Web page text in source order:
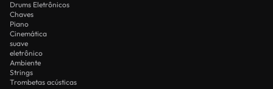
Drums Eletrônicos
Chaves
Piano
Cinemática
suave
eletrônico
Ambiente
Strings
Trombetas acústicas